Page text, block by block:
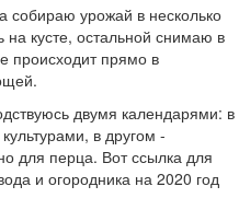
собираю урожай в несколько
на кусте, остальной снимаю в
происходит прямо в
двумя календарями: в
в другом -
для перца. Вот ссылка для
и огородника на 2020 год